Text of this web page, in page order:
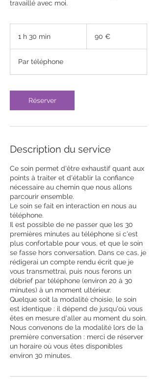
travaillé avec moi.
1 h 30 min
m
i
90 €
Par téléphone
Réserver
Description du service
Ce soin permet d'être exhaustif quant aux
points à traiter et d'établir la confiance
nécessaire au chemin que nous allons
parcourir ensemble.
Le soin se fait en interaction en nous au
téléphone.
Il est possible de ne passer que les 30
premières minutes au téléphone si c'est
plus confortable pour vous, et que le soin
se fasse hors conversation. Dans ce cas, je
rédigerai un compte rendu écrit que je
vous transmettrai, puis nous ferons un
débrief par téléphone (environ 20 à 30
minutes) à un moment ultérieur.
Quelque soit la modalité choisie, le soin
est identique : il dépend de jusqu'où vous
êtes en mesure d'aller au moment du soin.
Nous convenons de la modalité lors de la
première conversation : merci de réserver
un horaire où vous êtes disponibles
environ 30 minutes.